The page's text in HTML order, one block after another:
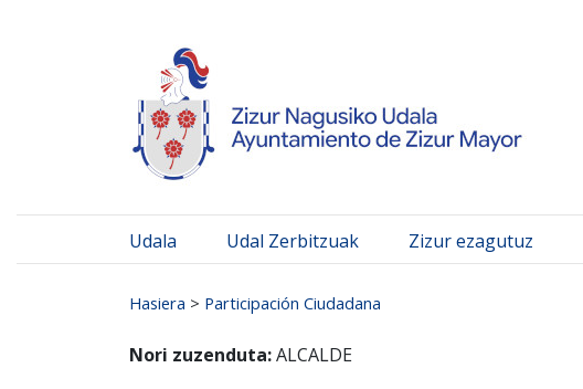
Udala Udal Zerbitzuak Zizur ezagutuz
Hasiera > Participación Ciudadana
Nori zuzenduta:ALCALDE